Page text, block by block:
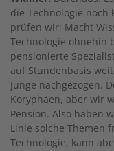
die Technologie
prüfen wir: Macht
Technologie ohnehin
pensionierte
auf Stundenbasis
Junge nachgezogen.
Koryphäen, aber wir
Pension. Also haben
Linie solche Themen
Technologie, kann